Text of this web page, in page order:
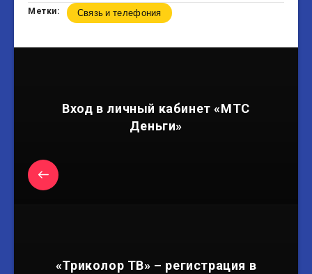
Метки: Связь и телефония
Вход в личный кабинет «МТС
Деньги»
«Триколор ТВ» – регистрация в